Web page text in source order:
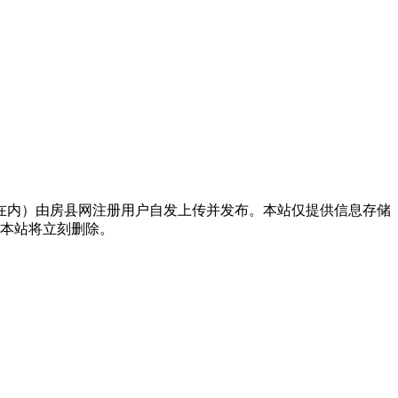
）由房县网注册用户自发上传并发布。本站仅提供信息存储
站将立刻删除。